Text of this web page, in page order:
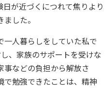
が近づくにつれて焦りより
した。
一人暮らしをしていた私で
、家族のサポートを受けな
などの負担から解放さ
で勉強できたことは、精神